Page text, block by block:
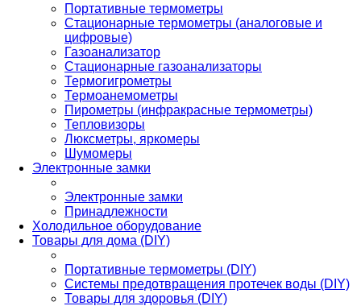
Портативные термометры
Стационарные термометры (аналоговые и
цифровые)
Газоанализатор
Стационарные газоанализаторы
Термогигрометры
Термоанемометры
Пирометры (инфракрасные термометры)
Тепловизоры
Люксметры, яркомеры
Шумомеры
Электронные замки
Электронные замки
Принадлежности
Холодильное оборудование
Товары для дома (DIY)
Портативные термометры (DIY)
Системы предотвращения протечек воды (DIY)
Товары для здоровья (DIY)